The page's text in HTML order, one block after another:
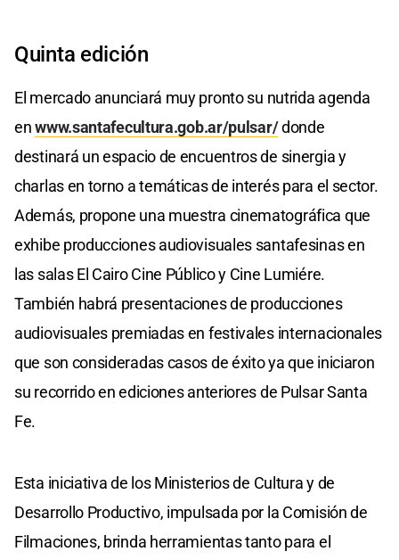
Quinta edición
El mercado anunciará muy pronto su nutrida agenda
enwww.santafecultura.gob.ar/pulsar/donde
destinará un espacio de encuentros de sinergia y
charlas en torno a temáticas de interés para el sector.
Además, propone una muestra cinematográfica que
exhibe producciones audiovisuales santafesinas en
las salas El Cairo Cine Público y Cine Lumiére.
También habrá presentaciones de producciones
audiovisuales premiadas en festivales internacionales
que son consideradas casos de éxito ya que iniciaron
su recorrido en ediciones anteriores de Pulsar Santa
Fe.
Esta iniciativa de los Ministerios de Cultura y de
Desarrollo Productivo, impulsada por la Comisión de
Filmaciones, brinda herramientas tanto para el